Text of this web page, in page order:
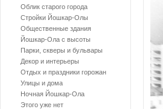
Облик старого города
Стройки Йошкар-Олы
Общественные здания
Йошкар-Ола с высоты
Парки, скверы и бульвары
Декор и интерьеры
Отдых и праздники горожан
Улицы и дома
Ночная Йошкар-Ола
Этого уже нет